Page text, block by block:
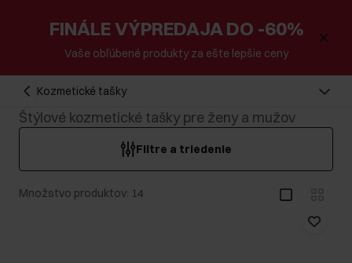
FINÁLE VÝPREDAJA DO -60%
Vaše obľúbené produkty za ešte lepšie ceny
Kozmetické tašky
Štýlové kozmetické tašky pre ženy a mužov
Filtre a triedenie
Množstvo produktov: 14